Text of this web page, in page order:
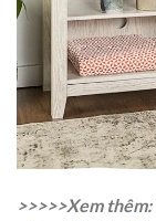
>>>>>Xem thêm: